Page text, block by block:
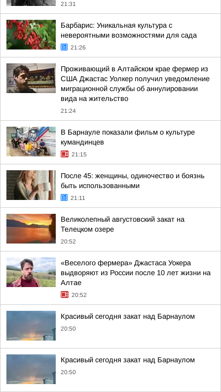
21:31
Барбарис: Уникальная культура с
невероятными возможностями для сада
21:26
Проживающий в Алтайском крае фермер из
США Джастас Уолкер получил уведомление
миграционной службы об аннулировании
вида на жительство
21:24
В Барнауле показали фильм о культуре
кумандинцев
21:15
После 45: женщины, одиночество и боязнь
быть использованными
21:11
Великолепный августовский закат на
Телецком озере
20:52
«Веселого фермера» Джастаса Уокера
выдворяют из России после 10 лет жизни на
Алтае
20:52
Красивый сегодня закат над Барнаулом
20:50
Красивый сегодня закат над Барнаулом
20:50